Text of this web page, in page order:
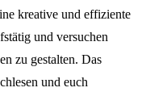
kreative und effiziente
und versuchen
zu gestalten. Das
und euch